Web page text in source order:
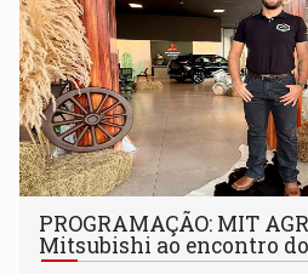
PROGRAMAÇÃO: MIT
Mitsubishi ao encontro